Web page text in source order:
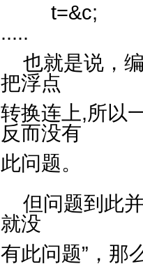
t=&c;
.....
也就是说，
把浮点
转换连上,所以
反而没有
此问题。
但问题到此并
就没
有此问题”，那